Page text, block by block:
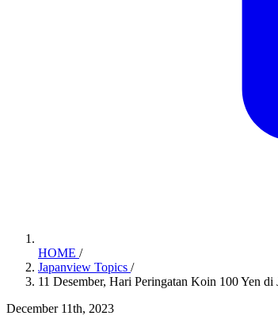
HOME /
Japanview Topics /
11 Desember, Hari Peringatan Koin 100 Yen di
December 11th, 2023